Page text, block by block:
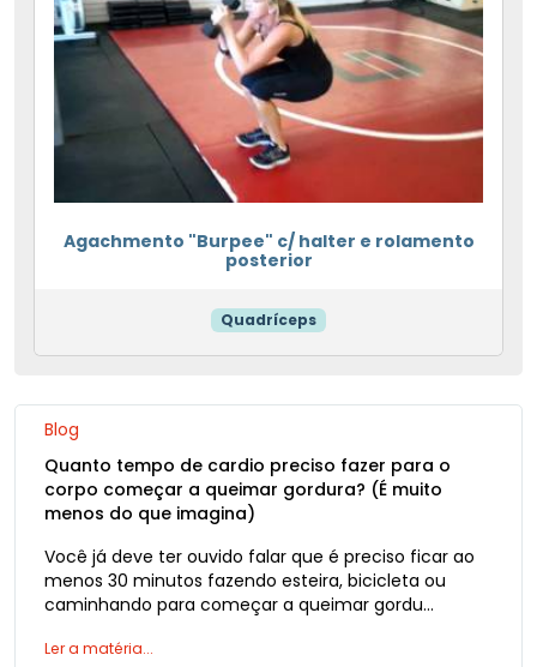
Agachmento "Burpee" c/ halter e rolamento
posterior
Quadríceps
Blog
Quanto tempo de cardio preciso fazer para o
corpo começar a queimar gordura? (É muito
menos do que imagina)
Você já deve ter ouvido falar que é preciso ficar ao
menos 30 minutos fazendo esteira, bicicleta ou
caminhando para começar a queimar gordu…
Ler a matéria...